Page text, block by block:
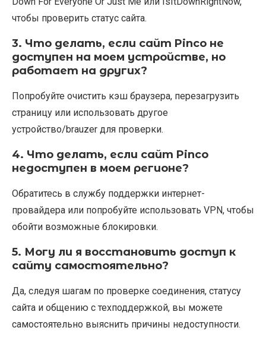
чтобы проверить статус сайта.
3. Что делать, если сайт Pinco не
доступен на моем устройстве, но
работает на других?
Попробуйте очистить кэш браузера, перезагрузить
страницу или использовать другое
устройство/brauzer для проверки.
4. Что делать, если сайт Pinco
недоступен в моем регионе?
Обратитесь в службу поддержки интернет-
провайдера или попробуйте использовать VPN, чтобы
обойти возможные блокировки.
5. Могу ли я восстановить доступ к
сайту самостоятельно?
Да, следуя шагам по проверке соединения, статусу
сайта и общению с техподдержкой, вы можете
самостоятельно выяснить причины недоступности.